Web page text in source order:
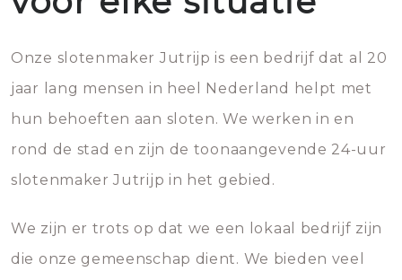
Onze slotenmaker Jutrijp is een bedrijf dat al 20
jaar lang mensen in heel Nederland helpt met
hun behoeften aan sloten. We werken in en
rond de stad en zijn de toonaangevende 24-uur
slotenmaker Jutrijp in het gebied.
We zijn er trots op dat we een lokaal bedrijf zijn
die onze gemeenschap dient. We bieden veel